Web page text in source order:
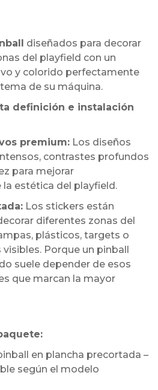
diseñados para decorar
del playfield con un
y colorido perfectamente
de su máquina.
definición e instalación
premium: Los diseños
contrastes profundos
para mejorar
estética del playfield.
Los stickers están
diferentes zonas del
plásticos, targets o
Porque un pinball
suele depender de esos
que marcan la mayor
en plancha precortada –
según el modelo